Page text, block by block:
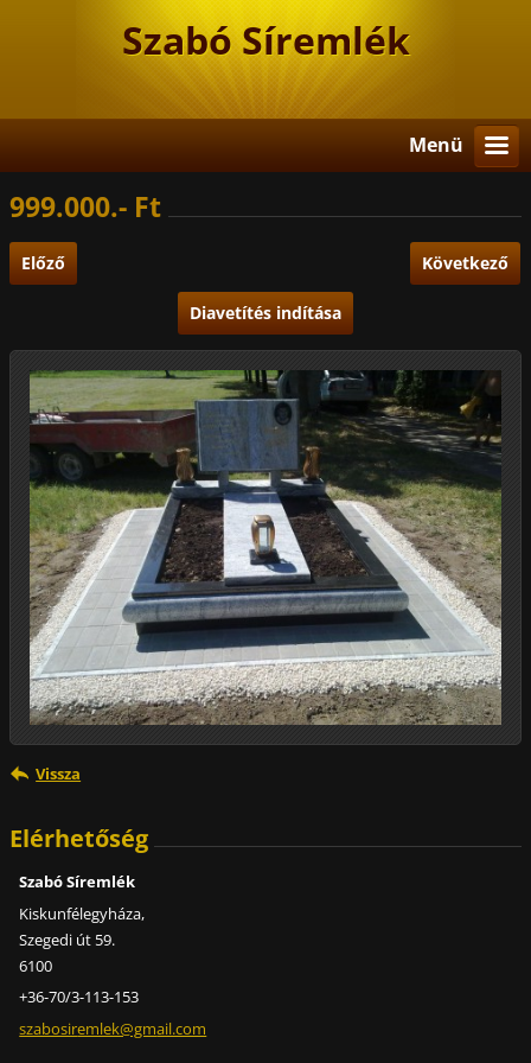
Szabó Síremlék
Menü
999.000.- Ft
Előző Következő
Diavetítés indítása
Vissza
Elérhetőség
Szabó Síremlék
Kiskunfélegyháza,
Szegedi út 59.
6100
+36-70/3-113-153
szabosiremlek@gmail.com